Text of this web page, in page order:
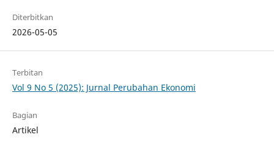
Diterbitkan
2026-05-05
Terbitan
Vol 9 No 5 (2025): Jurnal Perubahan Ekonomi
Bagian
Artikel